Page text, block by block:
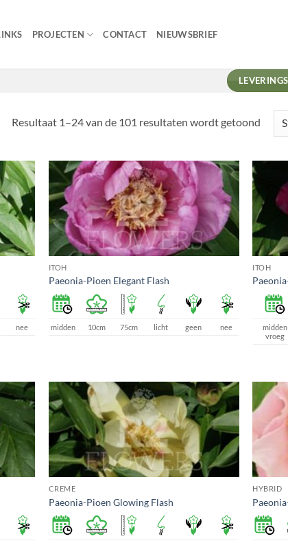
PROJECTEN CONTACT NIEUWSBRIEF
Resultaat 1–24 van de 101 resultaten wordt getoond
nee
ITOH
Paeonia-Pioen Elegant Flash
midden 10cm 75cm licht geen nee
ITOH
midden
vroeg
CREME
Paeonia-Pioen Glowing Flash
HYBRID